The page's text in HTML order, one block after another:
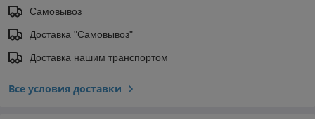
Самовывоз
Доставка "Самовывоз"
Доставка нашим транспортом
Все условия доставки